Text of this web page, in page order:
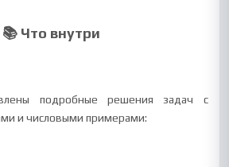
📚 Что внутри
подробные решения задач с
и числовыми примерами: